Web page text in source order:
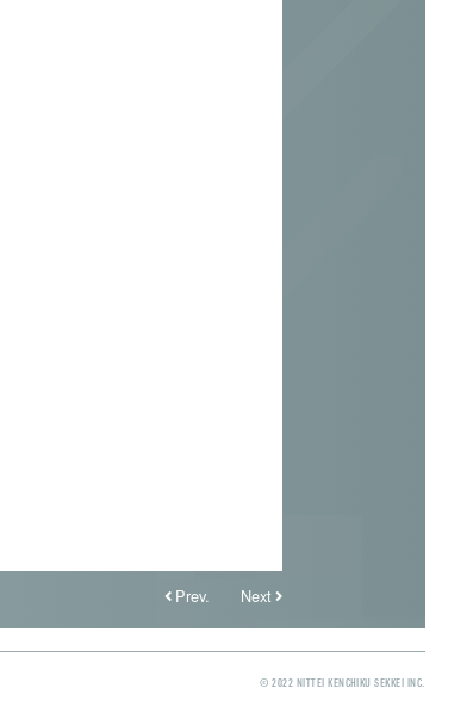
Prev. Next
© 2022 NITTEI KENCHIKU SEKKEI INC.